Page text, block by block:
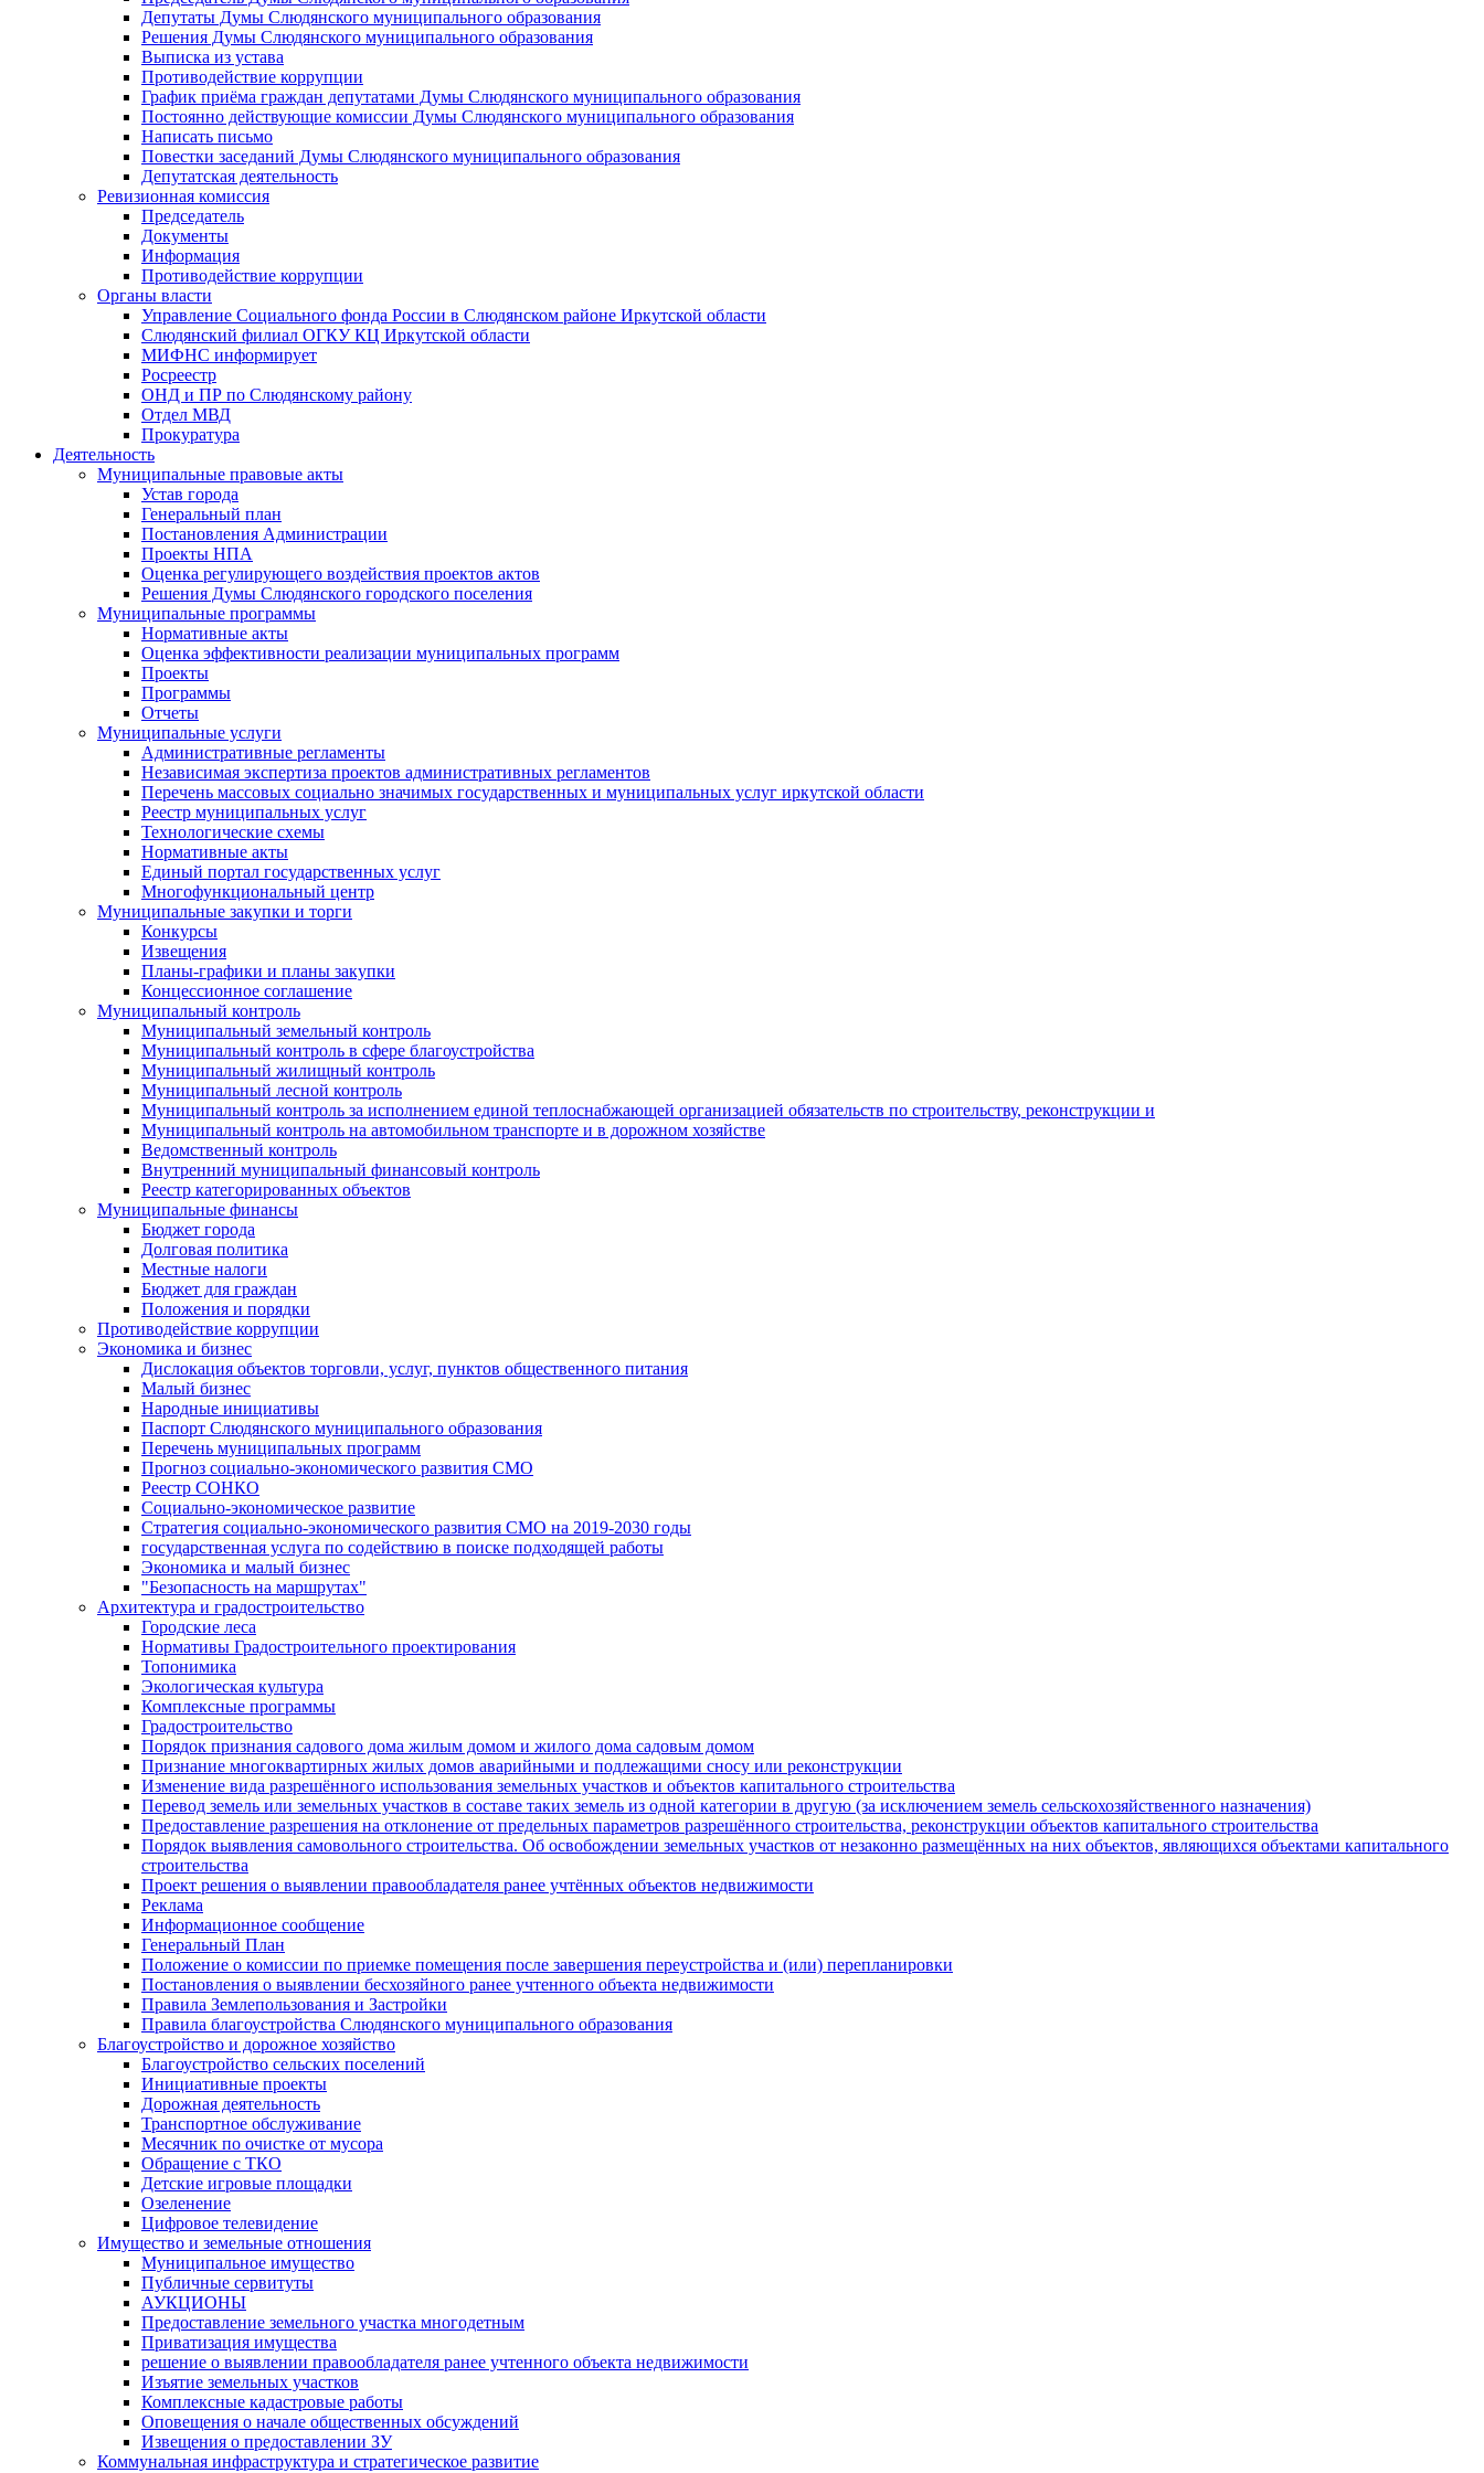
Депутаты Думы Слюдянского муниципального образования
Решения Думы Слюдянского муниципального образования
Выписка из устава
Противодействие коррупции
График приёма граждан депутатами Думы Слюдянского муниципального образования
Постоянно действующие комиссии Думы Слюдянского муниципального образования
Написать письмо
Повестки заседаний Думы Слюдянского муниципального образования
Депутатская деятельность
Ревизионная комиссия
Председатель
Документы
Информация
Противодействие коррупции
Органы власти
Управление Социального фонда России в Слюдянском районе Иркутской области
Слюдянский филиал ОГКУ КЦ Иркутской области
МИФНС информирует
Росреестр
ОНД и ПР по Слюдянскому району
Отдел МВД
Прокуратура
Деятельность
Муниципальные правовые акты
Устав города
Генеральный план
Постановления Администрации
Проекты НПА
Оценка регулирующего воздействия проектов актов
Решения Думы Слюдянского городского поселения
Муниципальные программы
Нормативные акты
Оценка эффективности реализации муниципальных программ
Проекты
Программы
Отчеты
Муниципальные услуги
Административные регламенты
Независимая экспертиза проектов административных регламентов
Перечень массовых социально значимых государственных и муниципальных услуг иркутской области
Реестр муниципальных услуг
Технологические схемы
Нормативные акты
Единый портал государственных услуг
Многофункциональный центр
Муниципальные закупки и торги
Конкурсы
Извещения
Планы-графики и планы закупки
Концессионное соглашение
Муниципальный контроль
Муниципальный земельный контроль
Муниципальный контроль в сфере благоустройства
Муниципальный жилищный контроль
Муниципальный лесной контроль
Муниципальный контроль за исполнением единой теплоснабжающей организацией обязательств по строительству, реконструкции и
Муниципальный контроль на автомобильном транспорте и в дорожном хозяйстве
Ведомственный контроль
Внутренний муниципальный финансовый контроль
Реестр категорированных объектов
Муниципальные финансы
Бюджет города
Долговая политика
Местные налоги
Бюджет для граждан
Положения и порядки
Противодействие коррупции
Экономика и бизнес
Дислокация объектов торговли, услуг, пунктов общественного питания
Малый бизнес
Народные инициативы
Паспорт Слюдянского муниципального образования
Перечень муниципальных программ
Прогноз социально-экономического развития СМО
Реестр СОНКО
Социально-экономическое развитие
Стратегия социально-экономического развития СМО на 2019-2030 годы
государственная услуга по содействию в поиске подходящей работы
Экономика и малый бизнес
"Безопасность на маршрутах"
Архитектура и градостроительство
Городские леса
Нормативы Градостроительного проектирования
Топонимика
Экологическая культура
Комплексные программы
Градостроительство
Порядок признания садового дома жилым домом и жилого дома садовым домом
Признание многоквартирных жилых домов аварийными и подлежащими сносу или реконструкции
Изменение вида разрешённого использования земельных участков и объектов капитального строительства
Перевод земель или земельных участков в составе таких земель из одной категории в другую (за исключением земель сельскохозяйственного назначения)
Предоставление разрешения на отклонение от предельных параметров разрешённого строительства, реконструкции объектов капитального строительства
Порядок выявления самовольного строительства. Об освобождении земельных участков от незаконно размещённых на них объектов, являющихся объектами капитального
строительства
Проект решения о выявлении правообладателя ранее учтённых объектов недвижимости
Реклама
Информационное сообщение
Генеральный План
Положение о комиссии по приемке помещения после завершения переустройства и (или) перепланировки
Постановления о выявлении бесхозяйного ранее учтенного объекта недвижимости
Правила Землепользования и Застройки
Правила благоустройства Слюдянского муниципального образования
Благоустройство и дорожное хозяйство
Благоустройство сельских поселений
Инициативные проекты
Дорожная деятельность
Транспортное обслуживание
Месячник по очистке от мусора
Обращение с ТКО
Детские игровые площадки
Озеленение
Цифровое телевидение
Имущество и земельные отношения
Муниципальное имущество
Публичные сервитуты
АУКЦИОНЫ
Предоставление земельного участка многодетным
Приватизация имущества
решение о выявлении правообладателя ранее учтенного объекта недвижимости
Изъятие земельных участков
Комплексные кадастровые работы
Оповещения о начале общественных обсуждений
Извещения о предоставлении ЗУ
Коммунальная инфраструктура и стратегическое развитие